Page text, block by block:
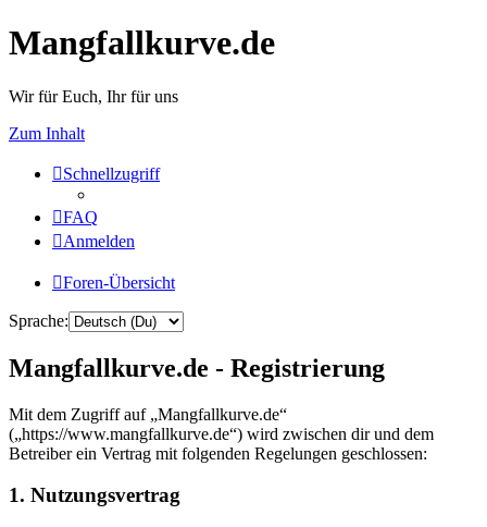
Mangfallkurve.de
Wir für Euch, Ihr für uns
Zum Inhalt
Schnellzugriff
FAQ
Anmelden
Foren-Übersicht
Sprache:
Mangfallkurve.de - Registrierung
Mit dem Zugriff auf „Mangfallkurve.de“
(„https://www.mangfallkurve.de“) wird zwischen dir und dem
Betreiber ein Vertrag mit folgenden Regelungen geschlossen:
1. Nutzungsvertrag